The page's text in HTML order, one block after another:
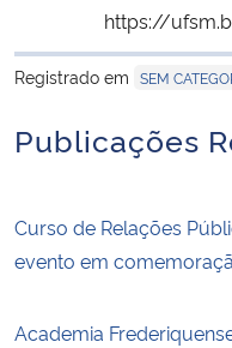
https://
Registrado em SEM
Publicações
Curso de Relações
evento em
Academia